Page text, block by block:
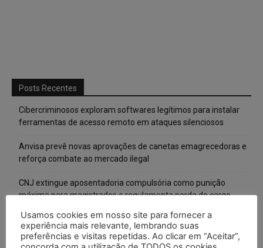
Posts Recentes
Cibercriminosos exploram softwares legítimos para instalar
ferramentas de acesso remoto em ataques silenciosos
Anvisa prevê novas aprovações de canetas emagrecedoras e
reforça combate ao mercado ilegal
CNJ extingue aposentadoria compulsória como punição
máxima para magistrados e regulamenta perda do cargo
Justiça de SP rejeita ação da família de Alexandre de Moraes
contra senador Alessandro Vieira
Usamos cookies em nosso site para fornecer a
experiência mais relevante, lembrando suas
preferências e visitas repetidas. Ao clicar em “Aceitar”,